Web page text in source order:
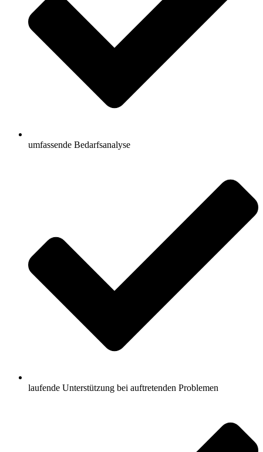
umfassende Bedarfsanalyse
laufende Unterstützung bei auftretenden Problemen